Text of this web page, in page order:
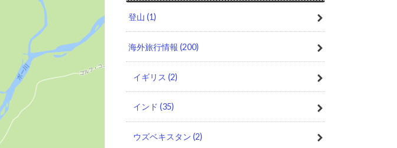
登山(1)
海外旅行情報(200)
イギリス (2)
インド (35)
ウズベキスタン (2)